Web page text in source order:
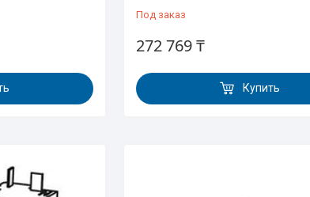
Под заказ
272 769 ₸
Купить